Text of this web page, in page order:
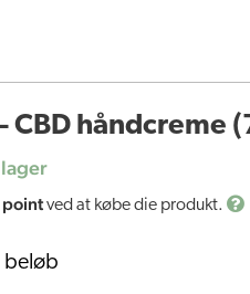
CBD håndcreme
ved at købe die produkt.
beløb